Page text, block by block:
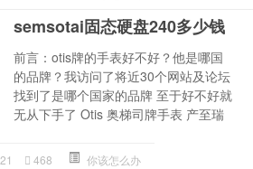
semsotai固态硬盘240多少钱
前言：otis牌的手表好不好？他是哪国
的品牌？我访问了将近30个网站及论坛
找到了是哪个国家的品牌 至于好不好就
无从下手了 Otis 奥梯司牌手表 产至瑞
21 468 你该怎么办